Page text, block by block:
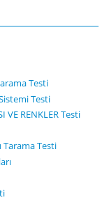
Testi
Testi
VE RENKLER Testi
Tarama Testi